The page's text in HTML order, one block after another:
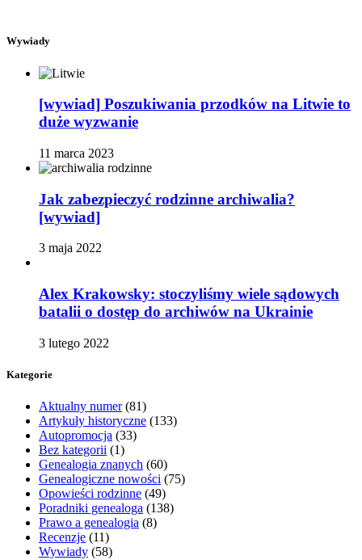
Wywiady
[wywiad] Poszukiwania przodków na Litwie to
duże wyzwanie
11 marca 2023
Jak zabezpieczyć rodzinne archiwalia?
[wywiad]
3 maja 2022
Alex Krakowsky: stoczyliśmy wiele sądowych
batalii o dostęp do archiwów na Ukrainie
3 lutego 2022
Kategorie
Aktualny numer(81)
Artykuły historyczne (133)
Autopromocja (33)
Bez kategorii (1)
Genealogia znanych (60)
Genealogiczne nowości (75)
Opowieści rodzinne (49)
Poradniki genealoga (138)
Prawo a genealogia (8)
Recenzje (11)
Wywiady (58)